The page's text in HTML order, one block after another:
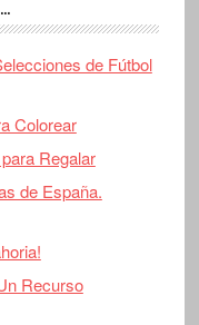
de Fútbol
Colorear
Regalar
de España.
Recurso